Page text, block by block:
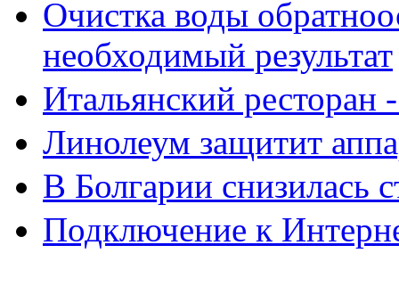
Очистка воды
необходимый результат
Итальянский
Линолеум защитит
В Болгарии снизилась
Подключение к